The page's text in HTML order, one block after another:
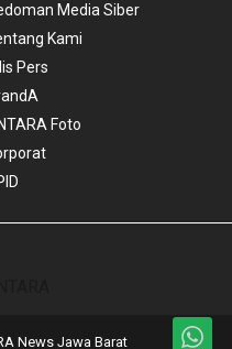
Media Siber
Kami
Pers
Foto
News Jawa Barat